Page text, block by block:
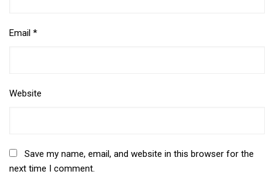
Email *
Website
Save my name, email, and website in this browser for the
next time I comment.